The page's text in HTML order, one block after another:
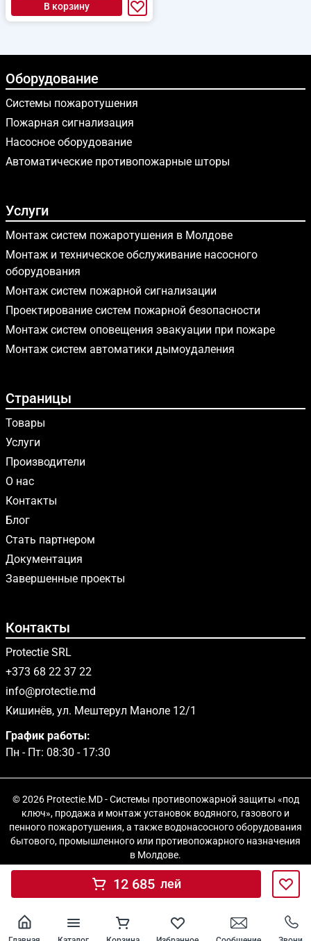
В корзину
Оборудование
Системы пожаротушения
Пожарная сигнализация
Насосное оборудование
Автоматические противопожарные шторы
Услуги
Монтаж систем пожаротушения в Молдове
Монтаж и техническое обслуживание насосного
оборудования
Монтаж систем пожарной сигнализации
Проектирование систем пожарной безопасности
Монтаж систем оповещения эвакуации при пожаре
Монтаж систем автоматики дымоудаления
Страницы
Товары
Услуги
Производители
О нас
Контакты
Блог
Стать партнером
Документация
Завершенные проекты
Контакты
Protectie SRL
+373 68 22 37 22
info@protectie.md
Кишинёв, ул. Мештерул Маноле 12/1
График работы:
Пн - Пт: 08:30 - 17:30
© 2026 Protectie.MD - Системы противопожарной защиты «под
ключ», продажа и монтаж установок водяного, газового и
пенного пожаротушения, а также водонасосного оборудования
бытового, промышленного или противопожарного назначения
в Молдове.
12 685 лей